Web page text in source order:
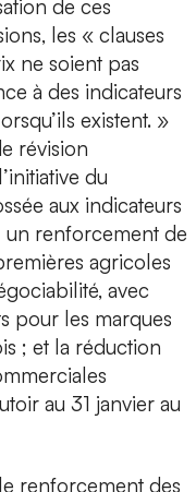
de ces
les « clauses
ne soient pas
à des indicateurs
existent. »
révision
du
aux indicateurs
renforcement de
agricoles
avec
pour les marques
; et la réduction
au 31 janvier au
renforcement des